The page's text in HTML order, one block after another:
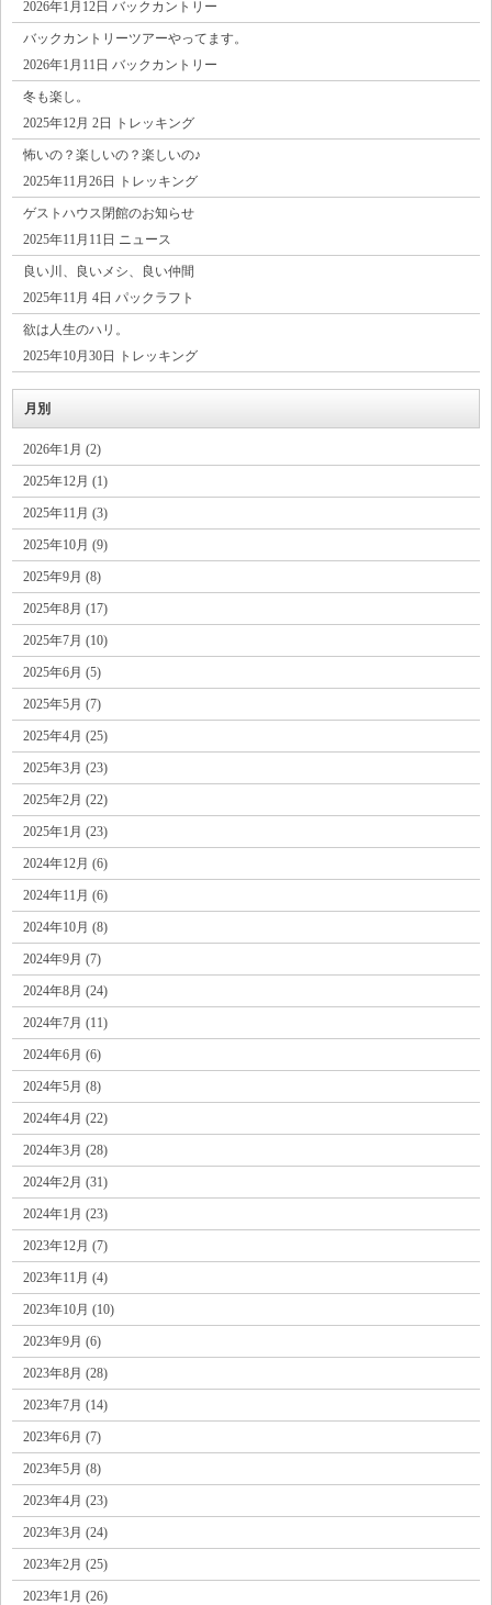
2026年1月12日 バックカントリー
バックカントリーツアーやってます。
2026年1月11日 バックカントリー
冬も楽し。
2025年12月 2日 トレッキング
怖いの？楽しいの？楽しいの♪
2025年11月26日 トレッキング
ゲストハウス閉館のお知らせ
2025年11月11日 ニュース
良い川、良いメシ、良い仲間
2025年11月 4日 パックラフト
欲は人生のハリ。
2025年10月30日 トレッキング
月別
2026年1月 (2)
2025年12月 (1)
2025年11月 (3)
2025年10月 (9)
2025年9月 (8)
2025年8月 (17)
2025年7月 (10)
2025年6月 (5)
2025年5月 (7)
2025年4月 (25)
2025年3月 (23)
2025年2月 (22)
2025年1月 (23)
2024年12月 (6)
2024年11月 (6)
2024年10月 (8)
2024年9月 (7)
2024年8月 (24)
2024年7月 (11)
2024年6月 (6)
2024年5月 (8)
2024年4月 (22)
2024年3月 (28)
2024年2月 (31)
2024年1月 (23)
2023年12月 (7)
2023年11月 (4)
2023年10月 (10)
2023年9月 (6)
2023年8月 (28)
2023年7月 (14)
2023年6月 (7)
2023年5月 (8)
2023年4月 (23)
2023年3月 (24)
2023年2月 (25)
2023年1月 (26)